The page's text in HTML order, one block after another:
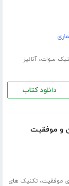
سوات،آنالیز
دانلود کتاب
و موفقیت
موفقیت، تکنیک های